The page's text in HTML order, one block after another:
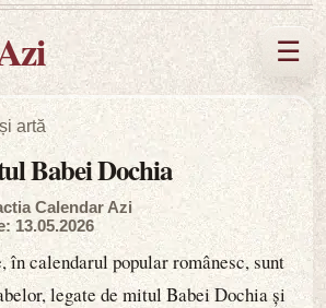
☰
artă
Babei Dochia
Calendar Azi
13.05.2026
în calendarul popular românesc, sunt
legate de mitul Babei Dochia și